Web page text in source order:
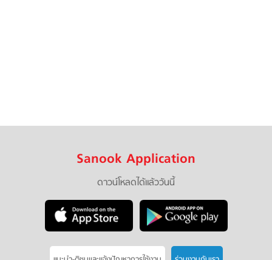
Sanook Application
ดาวน์โหลดได้แล้ววันนี้